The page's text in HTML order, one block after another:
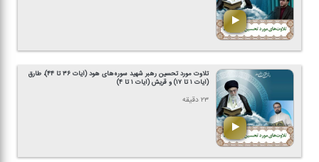
تلاوت مورد تحسین رهبر شهید سوره‌های هود (آیات ۳۶ تا ۴۴)، طارق
(آیات ۱ تا ۱۷) و قریش (آیات ۱ تا ۴)
۲۳ دقیقه